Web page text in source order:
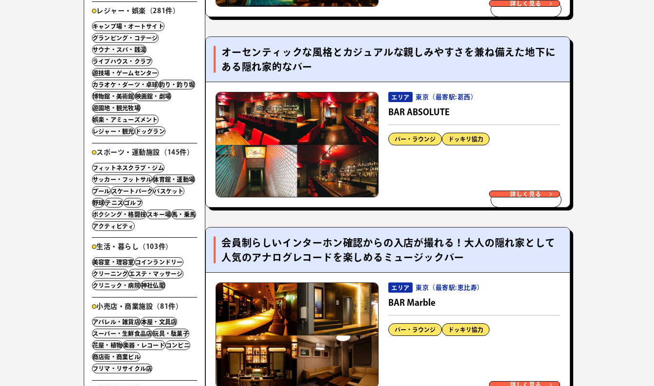
詳しく見る
オーセンティックな風格とカジュアルな親しみやすさを兼ね備えた地下に
ある隠れ家的なバー
エリア 東京（最寄駅:葛西）
BAR ABSOLUTE
バー・ラウンジ ドッキリ協力
詳しく見る
会員制らしいインターホン確認からの入店が撮れる！大人の隠れ家として
人気のアナログレコードを楽しめるミュージックバー
エリア 東京（最寄駅:恵比寿）
BAR Marble
バー・ラウンジ ドッキリ協力
詳しく見る
レジャー・娯楽（281件）
キャンプ場・オートサイト
グランピング・コテージ
サウナ・スパ・銭湯
ライブハウス・クラブ
遊技場・ゲームセンター
カラオケ・ダーツ・卓球釣り・釣り堀
博物館・美術館映画館・劇場
遊園地・観光牧場
娯楽・アミューズメント
レジャー・観光ドッグラン
スポーツ・運動施設（145件）
フィットネスクラブ・ジム
サッカー・フットサル体育館・運動場
プールスケートパークバスケット
野球テニスゴルフ
ボクシング・格闘技スキー場馬・乗馬
アクティビティ
生活・暮らし（103件）
美容室・理容室コインランドリー
クリーニングエステ・マッサージ
クリニック・病院神社仏閣
小売店・商業施設（81件）
アパレル・雑貨店本屋・文具店
スーパー・生鮮食品店玩具・駄菓子
花屋・植物楽器・レコードコンビニ
商店街・商業ビル
フリマ・リサイクル店